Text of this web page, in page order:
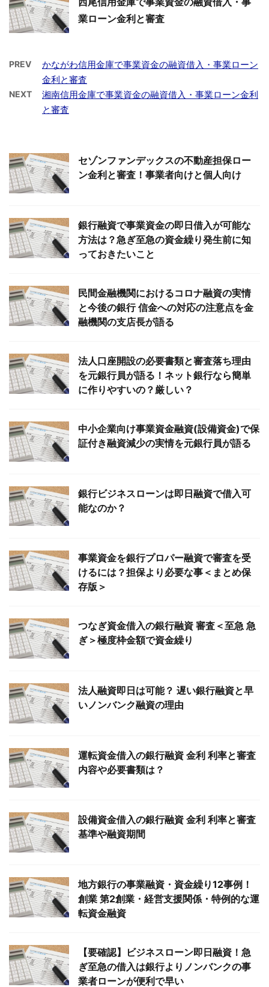
業ローン金利と審査
PREV
かながわ信用金庫で事業資金の融資借入・事業ローン
金利と審査
NEXT
湘南信用金庫で事業資金の融資借入・事業ローン金利
と審査
セゾンファンデックスの不動産担保ロー
ン金利と審査！事業者向けと個人向け
銀行融資で事業資金の即日借入が可能な
方法は？急ぎ至急の資金繰り発生前に知
っておきたいこと
民間金融機関におけるコロナ融資の実情
と今後の銀行 信金への対応の注意点を金
融機関の支店長が語る
法人口座開設の必要書類と審査落ち理由
を元銀行員が語る！ネット銀行なら簡単
に作りやすいの？厳しい？
中小企業向け事業資金融資(設備資金)で保
証付き融資減少の実情を元銀行員が語る
銀行ビジネスローンは即日融資で借入可
能なのか？
事業資金を銀行プロパー融資で審査を受
けるには？担保より必要な事＜まとめ保
存版＞
つなぎ資金借入の銀行融資 審査＜至急 急
ぎ＞極度枠金額で資金繰り
法人融資即日は可能？ 遅い銀行融資と早
いノンバンク融資の理由
運転資金借入の銀行融資 金利 利率と審査
内容や必要書類は？
設備資金借入の銀行融資 金利 利率と審査
基準や融資期間
地方銀行の事業融資・資金繰り12事例！
創業 第2創業・経営支援関係・特例的な運
転資金融資
【要確認】ビジネスローン即日融資！急
ぎ至急の借入は銀行よりノンバンクの事
業者ローンが便利で早い